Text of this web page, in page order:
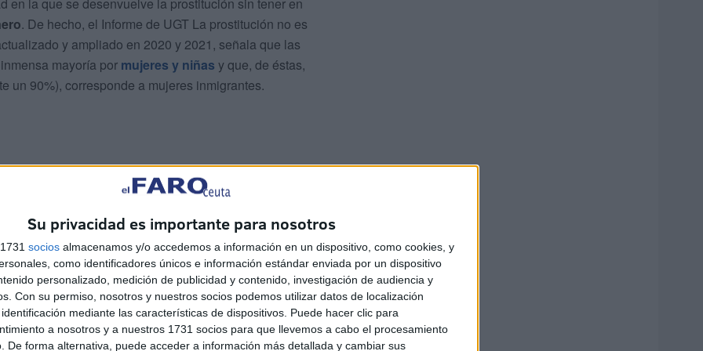
Su privacidad es importante para nosotros
socios almacenamos y/o accedemos a información en un dispositivo, como cookies, y
como identificadores únicos e información estándar enviada por un dispositivo
personalizado, medición de publicidad y contenido, investigación de audiencia y
Con su permiso, nosotros y nuestros socios podemos utilizar datos de localización
mediante las características de dispositivos. Puede hacer clic para
a nosotros y a nuestros 1731 socios para que llevemos a cabo el procesamiento
De forma alternativa, puede acceder a información más detallada y cambiar sus
en la que se desenvuelve la prostitución sin tener en
. De hecho, el Informe de UGT La prostitución no es
y ampliado en 2020 y 2021, señala que las
mayoría por mujeres y niñas y que, de éstas,
un 90%), corresponde a mujeres inmigrantes.
tratara"
es ocultar la realidad de estalacra sexista y
en mera mercancía y en objetos de
si de unapieza de carnese tratara", denuncia